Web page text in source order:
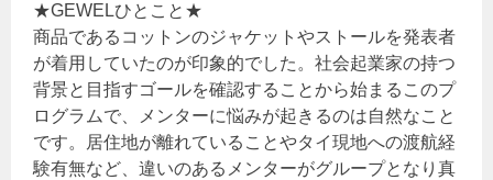
★GEWELひとこと★
商品であるコットンのジャケットやストールを発表者
が着用していたのが印象的でした。社会起業家の持つ
背景と目指すゴールを確認することから始まるこのプ
ログラムで、メンターに悩みが起きるのは自然なこと
です。居住地が離れていることやタイ現地への渡航経
験有無など、違いのあるメンターがグループとなり真